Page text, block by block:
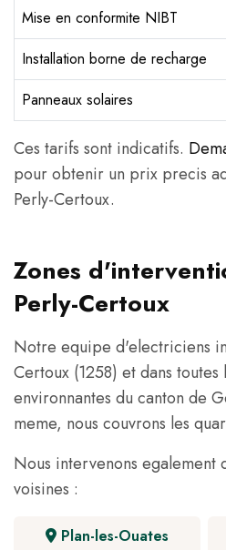
Mise en conformite NIBT
Installation borne de recharge
Panneaux solaires
Ces tarifs sont indicatifs.
pour obtenir un prix precis
Perly-Certoux.
Zones
Perly-Certoux
Notre equipe d'electriciens
Certoux (1258) et dans toutes
environnantes du canton de
meme, nous couvrons les
Nous intervenons egalement
voisines :
Plan-les-Ouates